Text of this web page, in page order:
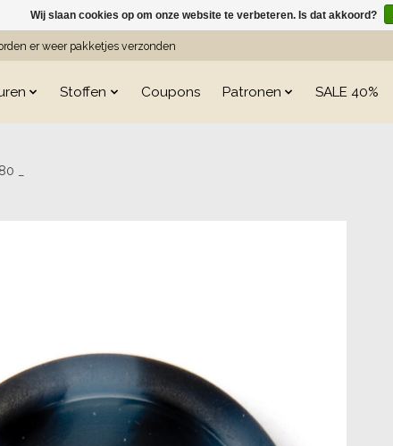
er weer pakketjes verzonden
Stoffen Coupons Patronen SALE 40%
_
Wij slaan cookies op om onze website te verbeteren. Is dat akkoord?